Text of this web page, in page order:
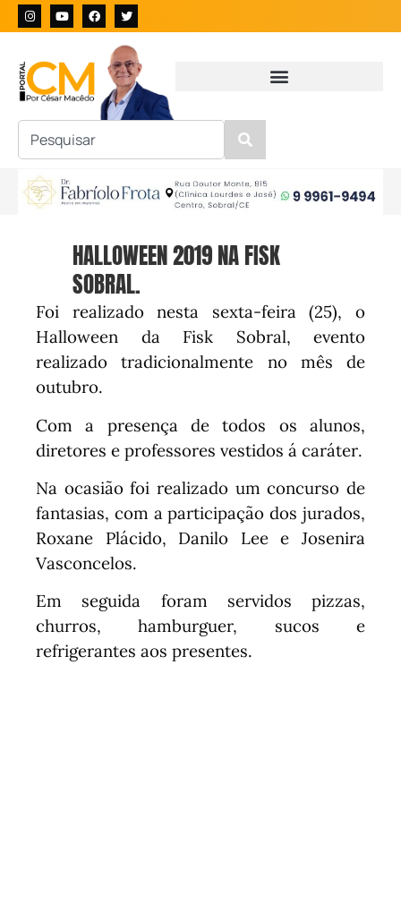
HALLOWEEN 2019 NA FISK
SOBRAL.
Foi realizado nesta sexta-feira (25), o
Halloween da Fisk Sobral, evento
realizado tradicionalmente no mês de
outubro.
Com a presença de todos os alunos,
diretores e professores vestidos á caráter.
Na ocasião foi realizado um concurso de
fantasias, com a participação dos jurados,
Roxane Plácido, Danilo Lee e Josenira
Vasconcelos.
Em seguida foram servidos pizzas,
churros, hamburguer, sucos e
refrigerantes aos presentes.